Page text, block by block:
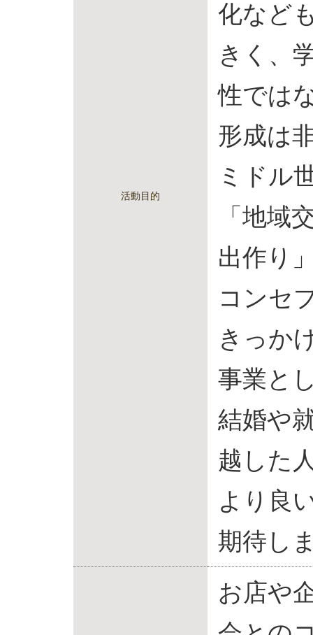
活動目的
化など
きく、
性では
形成は
ミドル
「地域
出作り
コンセ
きっか
事業と
結婚や
越した
より良
期待し
お店や